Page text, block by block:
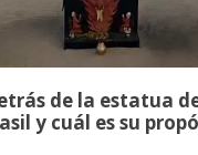
de la estatua
y cuál es su